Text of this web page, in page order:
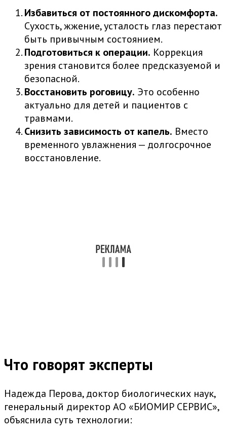
Избавиться от постоянного дискомфорта.
Сухость, жжение, усталость глаз перестают
быть привычным состоянием.
Подготовиться к операции. Коррекция
зрения становится более предсказуемой и
безопасной.
Восстановить роговицу. Это особенно
актуально для детей и пациентов с
травмами.
Снизить зависимость от капель. Вместо
временного увлажнения — долгосрочное
восстановление.
Что говорят эксперты
Надежда Перова, доктор биологических наук,
генеральный директор АО «БИОМИР СЕРВИС»,
объяснила суть технологии: